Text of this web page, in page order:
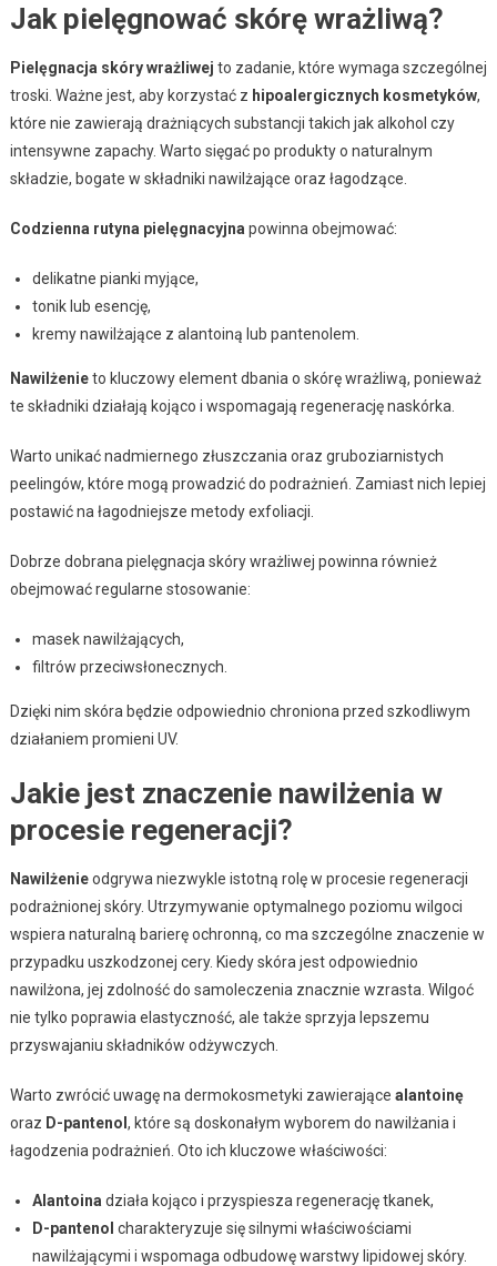
Jak pielęgnować skórę wrażliwą?
Pielęgnacja skóry wrażliwej to zadanie, które wymaga szczególnej
troski. Ważne jest, aby korzystać z hipoalergicznych kosmetyków,
które nie zawierają drażniących substancji takich jak alkohol czy
intensywne zapachy. Warto sięgać po produkty o naturalnym
składzie, bogate w składniki nawilżające oraz łagodzące.
Codzienna rutyna pielęgnacyjna powinna obejmować:
delikatne pianki myjące,
tonik lub esencję,
kremy nawilżające z alantoiną lub pantenolem.
Nawilżenieto kluczowy element dbania o skórę wrażliwą, ponieważ
te składniki działają kojąco i wspomagają regenerację naskórka.
Warto unikać nadmiernego złuszczania oraz gruboziarnistych
peelingów, które mogą prowadzić do podrażnień. Zamiast nich lepiej
postawić na łagodniejsze metody exfoliacji.
Dobrze dobrana pielęgnacja skóry wrażliwej powinna również
obejmować regularne stosowanie:
masek nawilżających,
filtrów przeciwsłonecznych.
Dzięki nim skóra będzie odpowiednio chroniona przed szkodliwym
działaniem promieni UV.
Jakie jest znaczenie nawilżenia w
procesie regeneracji?
Nawilżenieodgrywa niezwykle istotną rolę w procesie regeneracji
podrażnionej skóry. Utrzymywanie optymalnego poziomu wilgoci
wspiera naturalną barierę ochronną, co ma szczególne znaczenie w
przypadku uszkodzonej cery. Kiedy skóra jest odpowiednio
nawilżona, jej zdolność do samoleczenia znacznie wzrasta. Wilgoć
nie tylko poprawia elastyczność, ale także sprzyja lepszemu
przyswajaniu składników odżywczych.
Warto zwrócić uwagę na dermokosmetyki zawierające alantoinę
oraz D-pantenol , które są doskonałym wyborem do nawilżania i
łagodzenia podrażnień. Oto ich kluczowe właściwości:
Alantoina działa kojąco i przyspiesza regenerację tkanek,
D-pantenol charakteryzuje się silnymi właściwościami
nawilżającymi i wspomaga odbudowę warstwy lipidowej skóry.